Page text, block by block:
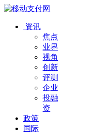
资讯
焦点
业界
视角
创新
评测
企业
投融
资
政策
国际